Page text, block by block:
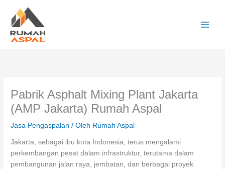
konten
Pabrik Asphalt Mixing Plant Jakarta
(AMP Jakarta) Rumah Aspal
Jasa Pengaspalan / Oleh Rumah Aspal
Jakarta, sebagai ibu kota Indonesia, terus mengalami
perkembangan pesat dalam infrastruktur, terutama dalam
pembangunan jalan raya, jembatan, dan berbagai proyek